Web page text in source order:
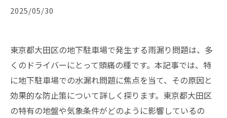
2025/05/30
東京都大田区の地下駐車場で発生する雨漏り問題は、多
くのドライバーにとって頭痛の種です。本記事では、特
に地下駐車場での水漏れ問題に焦点を当て、その原因と
効果的な防止策について詳しく探ります。東京都大田区
の特有の地盤や気象条件がどのように影響しているの